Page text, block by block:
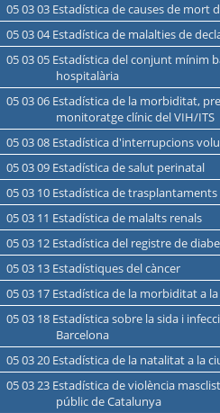
05 03 03 Estadística de causes de mort
05 03 04 Estadística de malalties de
05 03 05 Estadística del conjunt mínim bàsic de dades d'alta
hospitalària
05 03 06 Estadística de la morbiditat, prevalença, conductes i
monitoratge clínic del VIH/ITS
05 03 08 Estadística d'interrupcions
05 03 09 Estadística de salut perinatal
05 03 10 Estadística de trasplantaments
05 03 11 Estadística de malalts renals
05 03 12 Estadística del registre de
05 03 13 Estadístiques del càncer
05 03 17 Estadística de la morbiditat a
05 03 18 Estadística sobre la sida i infecció pel VIH a la ciutat de
Barcelona
05 03 20 Estadística de la natalitat a la
05 03 23 Estadística de violència masclista detectada al sistema sanitari
públic de Catalunya